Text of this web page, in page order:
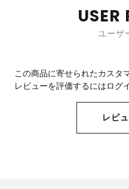
USER
ユーザ
この商品に寄せられたカスタ
レビューを評価するにはログ
レビ